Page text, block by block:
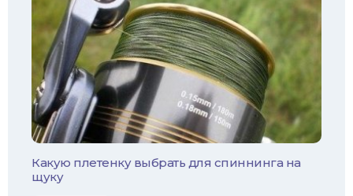
Какую плетенку выбрать для спиннинга на
щуку